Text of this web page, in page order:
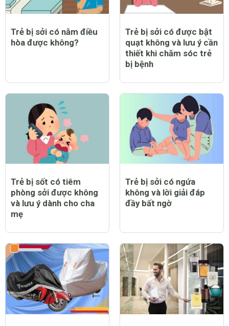
Trẻ bị sởi có nằm điều
hòa được không?
Trẻ bị sởi có được bật
quạt không và lưu ý cần
thiết khi chăm sóc trẻ
bị bệnh
Trẻ bị sốt có tiêm
phòng sởi được không
và lưu ý dành cho cha
mẹ
Trẻ bị sởi có ngứa
không và lời giải đáp
đầy bất ngờ